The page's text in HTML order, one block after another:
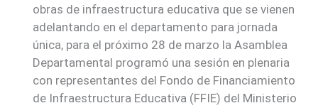
obras de infraestructura educativa que se vienen
adelantando en el departamento para jornada
única, para el próximo 28 de marzo la Asamblea
Departamental programó una sesión en plenaria
con representantes del Fondo de Financiamiento
de Infraestructura Educativa (FFIE) del Ministerio